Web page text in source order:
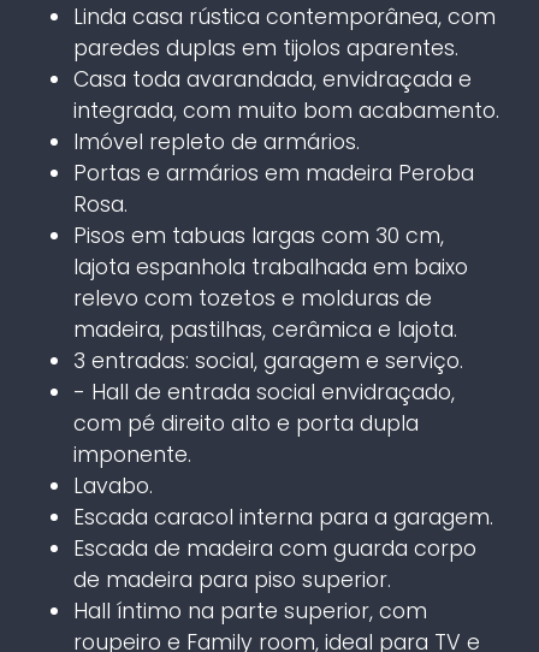
Linda casa rústica contemporânea, com
paredes duplas em tijolos aparentes.
Casa toda avarandada, envidraçada e
integrada, com muito bom acabamento.
Imóvel repleto de armários.
Portas e armários em madeira Peroba
Rosa.
Pisos em tabuas largas com 30 cm,
lajota espanhola trabalhada em baixo
relevo com tozetos e molduras de
madeira, pastilhas, cerâmica e lajota.
3 entradas: social, garagem e serviço.
- Hall de entrada social envidraçado,
com pé direito alto e porta dupla
imponente.
Lavabo.
Escada caracol interna para a garagem.
Escada de madeira com guarda corpo
de madeira para piso superior.
Hall íntimo na parte superior, com
roupeiro e Family room, ideal para TV e